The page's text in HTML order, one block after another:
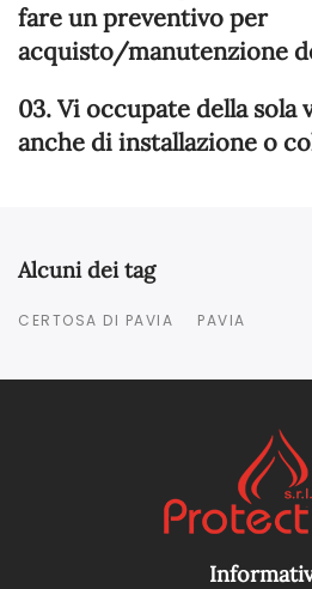
fare un preventivo per
acquisto/manutenzione
03. Vi occupate della sola
anche di installazione o
Alcuni dei tag
CERTOSA DI PAVIA PAVIA